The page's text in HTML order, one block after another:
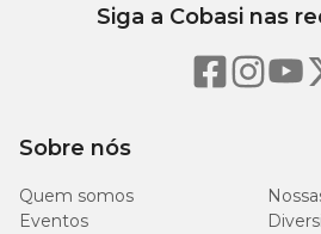
Sobre nós
Quem somos
Eventos
Siga a Cobasi nas